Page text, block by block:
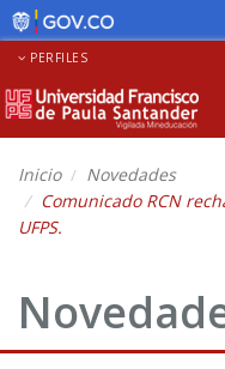
PERFILES
Inicio
Novedades
Comunicado RCN
UFPS.